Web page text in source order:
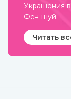
Украшения
Фен-шуй
Читать